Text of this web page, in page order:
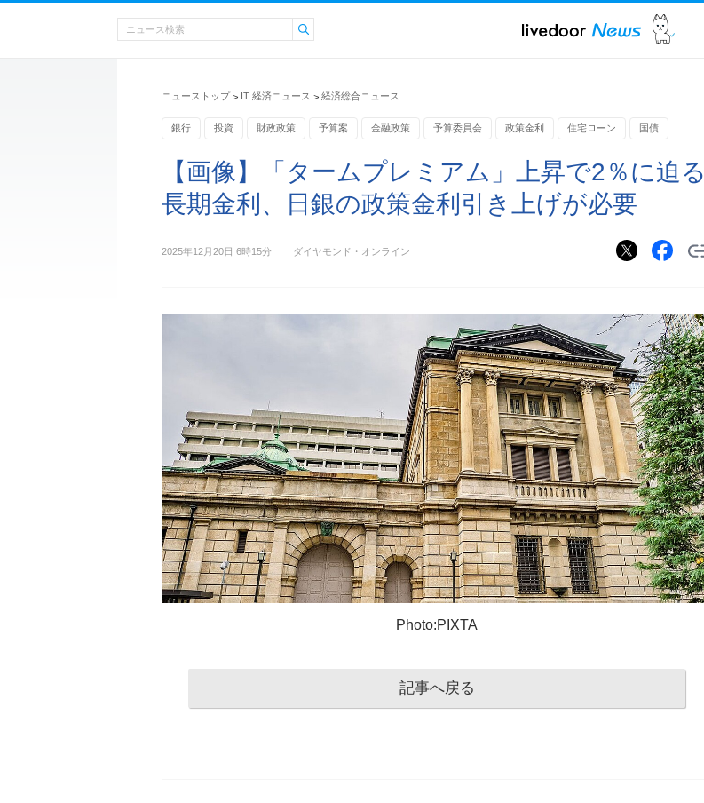
ニューストップ > IT 経済ニュース > 経済総合ニュース
銀行 投資 財政政策 予算案 金融政策 予算委員会 政策金利 住宅ローン 国債
【画像】「タームプレミアム」上昇で2％に迫る
長期金利、日銀の政策金利引き上げが必要
2025年12月20日 6時15分 ダイヤモンド・オンライン
Photo:PIXTA
記事へ戻る